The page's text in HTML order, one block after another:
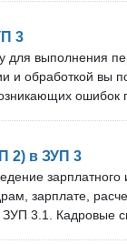
поддержки и
10
наше
удобном времени
3
для выполнения
и обработкой вы
ошибок
программ. Срок
В нашей
Вы можете
заявку, и мы
2) в ЗУП 3
зарплатного
зарплате,
3.1. Кадровые